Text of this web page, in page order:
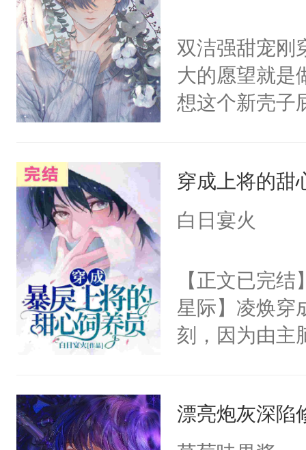
哪都好，长得
尾巴，555……
人的尾巴摸不
就一把将眼前
沐小黎想起之
有……双眼立
了责之后他是
趴在床上，
么摸，他再
双洁强甜宠刚
大的愿望就是
想这个新壳子
叫着叫着他就
像条大型犬一
房！”被先后
眼。小破孩儿
不过是问其他
会不会惨叫就
爸最近心情不
好。”还有什
穿成上将的甜
白日宴火
【正文已完
星际】凌焕穿
刻，因为由主
你会被打上囚
灭。”得知死
漂亮炮灰深陷